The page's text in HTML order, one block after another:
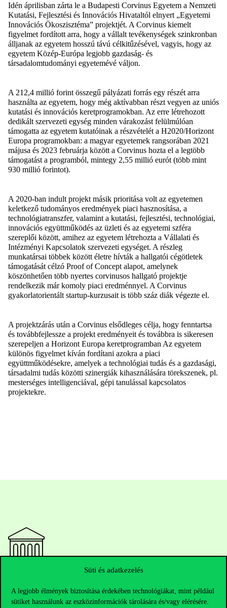
Süti és adatkezelés
A legjobb élmények biztosítása érdekében technológiákat, mint például
sütiket használunk az eszközinformációk tárolására és/vagy elérésére.
Idén áprilisban zárta le a Budapesti Corvinus Egyetem a Nemzeti
Kutatási, Fejlesztési és Innovációs Hivataltól elnyert „Egyetemi
Innovációs Ökoszisztéma” projektjét. A Corvinus kiemelt
figyelmet fordított arra, hogy a vállalt tevékenységek szinkronban
álljanak az egyetem hosszú távú célkitűzésével, vagyis, hogy az
egyetem Közép-Európa legjobb gazdaság- és
társadalomtudományi egyetemévé váljon.
A 212,4 millió forint összegű pályázati forrás egy részét arra
használta az egyetem, hogy még aktívabban részt vegyen az uniós
kutatási és innovációs keretprogramokban. Az erre létrehozott
dedikált szervezeti egység minden várakozást felülmúlóan
támogatta az egyetem kutatóinak a részvételét a H2020/Horizont
Europa programokban: a magyar egyetemek rangsorában 2021
májusa és 2023 februárja között a Corvinus hozta el a legtöbb
támogatást a programból, mintegy 2,55 millió eurót (több mint
930 millió forintot).
A 2020-ban indult projekt másik prioritása volt az egyetemen
keletkező tudományos eredmények piaci hasznosítása, a
technológiatranszfer, valamint a kutatási, fejlesztési, technológiai,
innovációs együttműködés az üzleti és az egyetemi szféra
szereplői között, amihez az egyetem létrehozta a Vállalati és
Intézményi Kapcsolatok szervezeti egységet. A részleg
munkatársai többek között életre hívták a hallgatói cégötletek
támogatását célzó Proof of Concept alapot, amelynek
köszönhetően több nyertes corvinusos hallgató projektje
rendelkezik már komoly piaci eredménnyel. A Corvinus
gyakorlatorientált startup-kurzusait is több száz diák végezte el.
A projektzárás után a Corvinus elsődleges célja, hogy fenntartsa
és továbbfejlessze a projekt eredményeit és továbbra is sikeresen
szerepeljen a Horizont Europa keretprogramban Az egyetem
különös figyelmet kíván fordítani azokra a piaci
együttműködésekre, amelyek a technológiai tudás és a gazdasági,
társadalmi tudás közötti szinergiák kihasználására törekszenek, pl.
mesterséges intelligenciával, gépi tanulással kapcsolatos
projektekre.